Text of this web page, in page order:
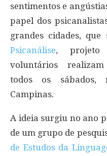
sentimentos e
papel dos
grandes cidades, que
Psicanálise, projeto
voluntários
todos os
Campinas.
A ideia surgiu no ano
de um grupo de
de Estudos da